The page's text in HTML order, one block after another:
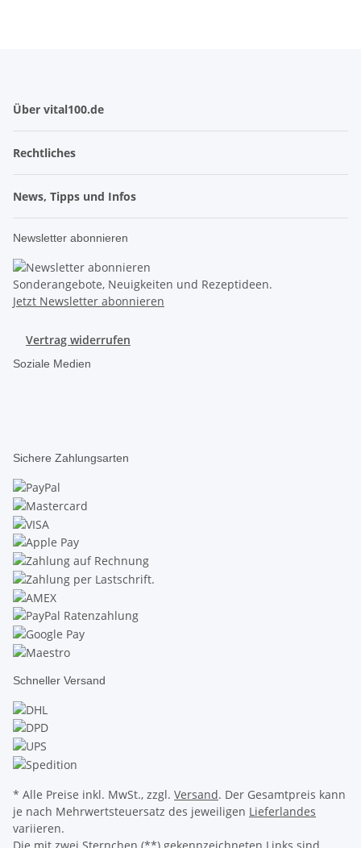
Über vital100.de
Rechtliches
News, Tipps und Infos
Newsletter abonnieren
Sonderangebote, Neuigkeiten und Rezeptideen.
Jetzt Newsletter abonnieren
Vertrag widerrufen
Soziale Medien
Sichere Zahlungsarten
Schneller Versand
* Alle Preise inkl. MwSt., zzgl. Versand. Der Gesamtpreis kann
je nach Mehrwertsteuersatz des jeweiligen Lieferlandes
variieren.